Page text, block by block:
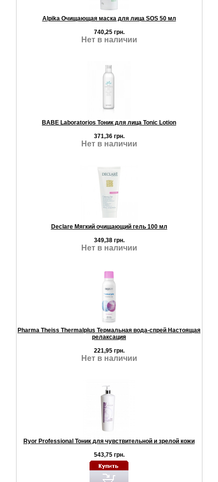
Alpika Очищающая маска для лица SOS 50 мл
740,25 грн.
Нет в наличии
BABE Laboratorios Тоник для лица Tonic Lotion
371,36 грн.
Нет в наличии
Declare Мягкий очищающий гель 100 мл
349,38 грн.
Нет в наличии
Pharma Theiss Thermalplus Термальная вода-спрей Настоящая
релаксация
221,95 грн.
Нет в наличии
Ryor Professional Тоник для чувствительной и зрелой кожи
543,75 грн.